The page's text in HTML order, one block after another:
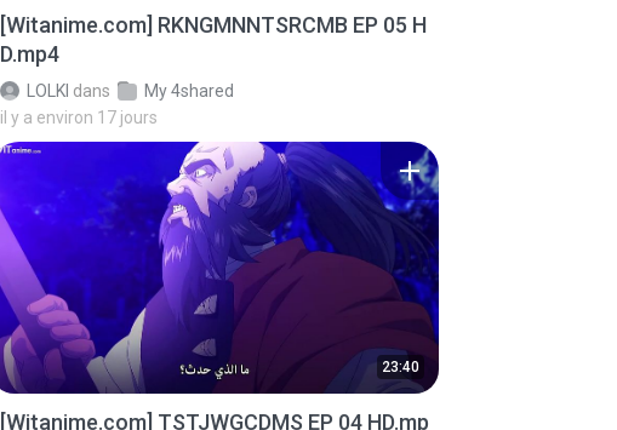
[Witanime.com] RKNGMNNTSRCMB EP 05 H
D.mp4
LOLKI dans
My 4shared
il y a environ 17 jours
23:40
[Witanime.com] TSTJWGCDMS EP 04 HD.mp